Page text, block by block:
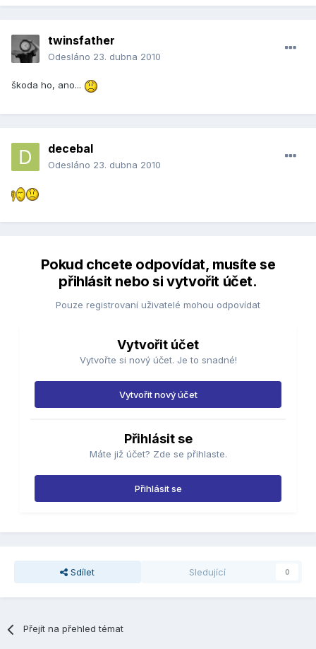
twinsfather
Odesláno 23. dubna 2010
škoda ho, ano...
decebal
Odesláno 23. dubna 2010
Pokud chcete odpovídat, musíte se
přihlásit nebo si vytvořit účet.
Pouze registrovaní uživatelé mohou odpovídat
Vytvořit účet
Vytvořte si nový účet. Je to snadné!
Vytvořit nový účet
Přihlásit se
Máte již účet? Zde se přihlaste.
Přihlásit se
Sdílet Sledující 0
Přejít na přehled témat